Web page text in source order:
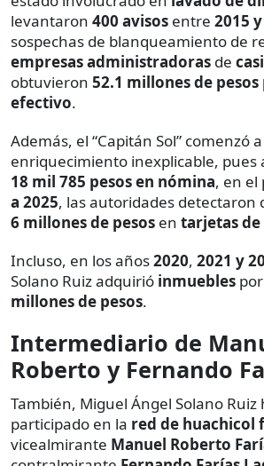
levantaron 400 avisos entre 2015
sospechas de blanqueamiento de
empresas administradoras de
obtuvieron 52.1 millones de pesos
efectivo.
Además, el “Capitán Sol” comenzó
enriquecimiento inexplicable, pues
18 mil 785 pesos en nómina, en el
a 2025, las autoridades detectaron
6 millones de pesos en tarjetas
Incluso, en los años2020, 2021 y
Solano Ruiz adquirió inmuebles por
millones de pesos.
Intermediario de
Roberto y Fernando
También, Miguel Ángel Solano Ruiz
participado en la red de huachicol
vicealmirante Manuel Roberto